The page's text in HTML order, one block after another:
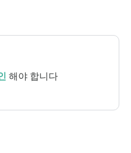
해야 합니다